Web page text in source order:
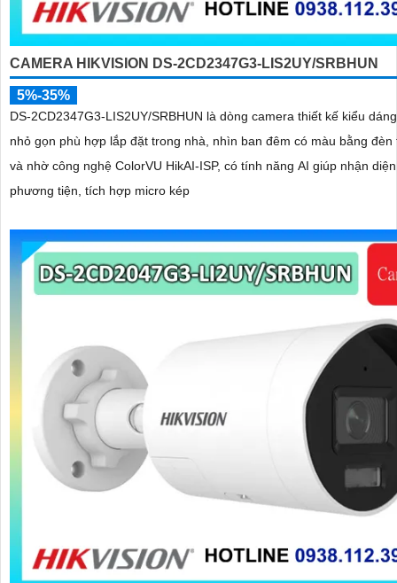
CAMERA HIKVISION DS-2CD2347G3-LIS2UY/SRBHUN
5%-35%
DS-2CD2347G3-LIS2UY/SRBHUN là dòng camera thiết kế kiểu
nhỏ gọn phù hợp lắp đặt trong nhà, nhìn ban đêm có màu bằng đèn
và nhờ công nghệ ColorVU HikAI-ISP, có tính năng AI giúp nhận
phương tiện, tích hợp micro kép